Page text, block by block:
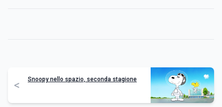
< Snoopy nello spazio, seconda stagione